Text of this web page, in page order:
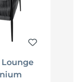
Lounge